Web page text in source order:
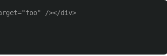
/></div>